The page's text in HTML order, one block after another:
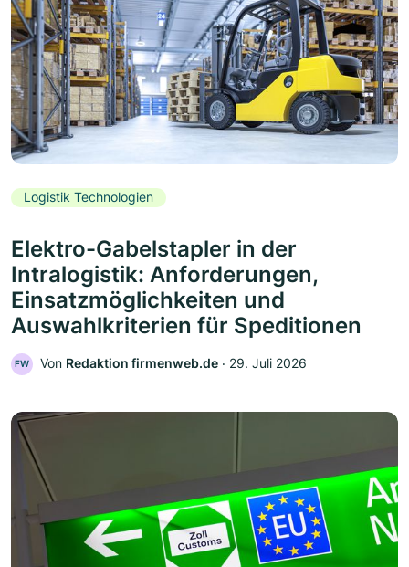
Logistik Technologien
Elektro-Gabelstapler in der
Intralogistik: Anforderungen,
Einsatzmöglichkeiten und
Auswahlkriterien für Speditionen
FW Von Redaktion firmenweb.de ‧ 29. Juli 2026